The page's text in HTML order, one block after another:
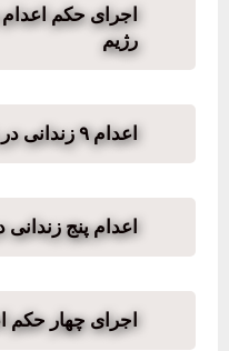
اجرای حکم اعدام
رژیم
اعدام ۹ زندانی در زندان های رژیم
اعدام پنج زندانی
اجرای چهار حکم